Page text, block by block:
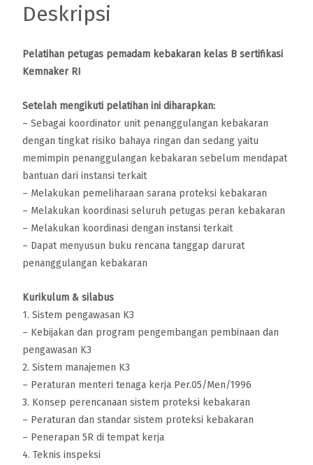
Deskripsi
Pelatihan petugas pemadam kebakaran kelas B sertifikasi
Kemnaker RI
Setelah mengikuti pelatihan ini diharapkan:
– Sebagai koordinator unit penanggulangan kebakaran
dengan tingkat risiko bahaya ringan dan sedang yaitu
memimpin penanggulangan kebakaran sebelum mendapat
bantuan dari instansi terkait
– Melakukan pemeliharaan sarana proteksi kebakaran
– Melakukan koordinasi seluruh petugas peran kebakaran
– Melakukan koordinasi dengan instansi terkait
– Dapat menyusun buku rencana tanggap darurat
penanggulangan kebakaran
Kurikulum & silabus
1. Sistem pengawasan K3
– Kebijakan dan program pengembangan pembinaan dan
pengawasan K3
2. Sistem manajemen K3
– Peraturan menteri tenaga kerja Per.05/Men/1996
3. Konsep perencanaan sistem proteksi kebakaran
– Peraturan dan standar sistem proteksi kebakaran
– Penerapan 5R di tempat kerja
4. Teknis inspeksi